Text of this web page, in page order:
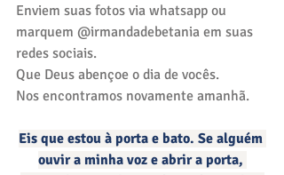
Enviem suas fotos via whatsapp ou
marquem @irmandadebetania em suas
redes sociais.
Que Deus abençoe o dia de vocês.
Nos encontramos novamente amanhã.
Eis que estou à porta e bato. Se alguém
ouvir a minha voz e abrir a porta,